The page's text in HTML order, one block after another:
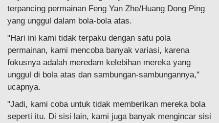
terpancing permainan Feng Yan Zhe/Huang Dong Ping
yang unggul dalam bola-bola atas.
"Hari ini kami tidak terpaku dengan satu pola
permainan, kami mencoba banyak variasi, karena
fokusnya adalah meredam kelebihan mereka yang
unggul di bola atas dan sambungan-sambungannya,"
ucapnya.
"Jadi, kami coba untuk tidak memberikan mereka bola
seperti itu. Di sisi lain, kami juga banyak mengincar sisi